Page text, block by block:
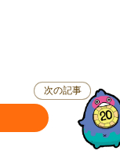
次の記事